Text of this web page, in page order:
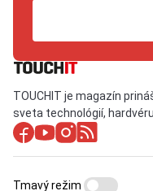
TOUCHIT je magazín
sveta technológií,
Tmavý režim